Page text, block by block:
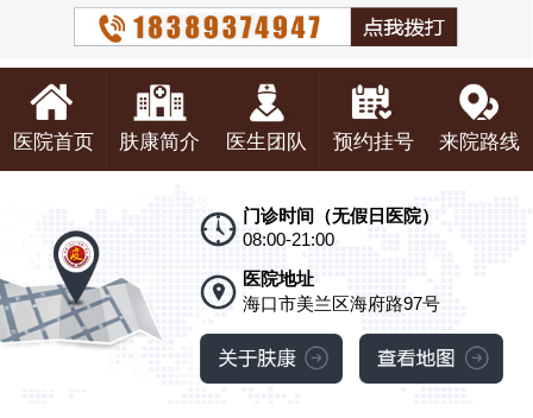
医院首页 肤康简介 医生团队 预约挂号 来院路线
门诊时间（无假日医院）
08:00-21:00
医院地址
海口市美兰区海府路97号